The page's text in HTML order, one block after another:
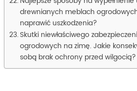
drewnianych meblach
naprawić uszkodzenia?
Skutki niewłaściwego
ogrodowych na zimę. Jakie
sobą brak ochrony przed wilgocią?